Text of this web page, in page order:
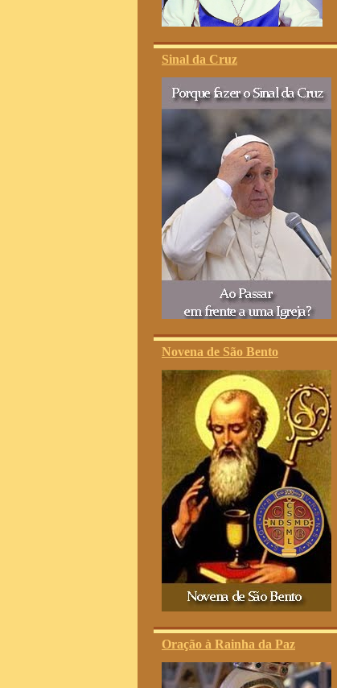
Sinal da Cruz
Novena de São Bento
Oração à Rainha da Paz